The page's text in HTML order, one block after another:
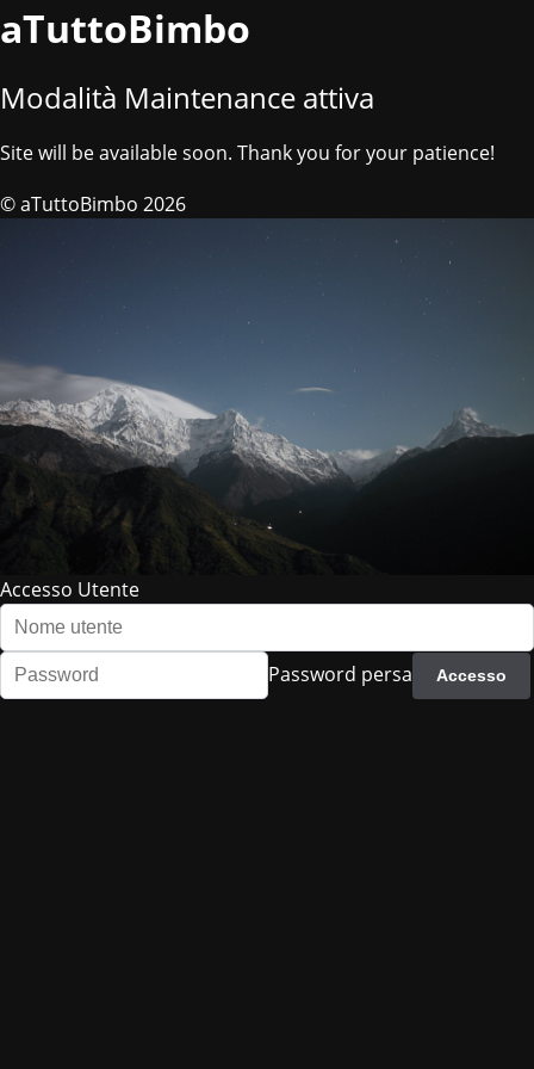
aTuttoBimbo
Modalità Maintenance attiva
Site will be available soon. Thank you for your patience!
© aTuttoBimbo 2026
Accesso Utente
Password persa